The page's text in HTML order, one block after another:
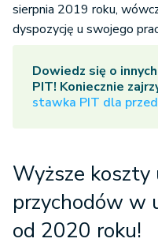
sierpnia 2019 roku,
dyspozycję u swojego
Dowiedz się o
PIT! Koniecznie
stawka PIT dla
Wyższe koszty
przychodów w
od 2020 roku!